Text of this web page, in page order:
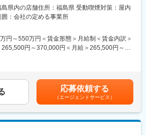
変更の受付および提案
ポイント活用、楽天カード、各種サービスの
定・データ移行サポート
の参加
など、集客に向けた取り組み
ップに来店されるお客様へ、スマートフォン・
ード・楽天市場・楽天ポイントなど、楽天経
るトータルサポートを行うポジションです。
迎！充実した研修制度あり
（事前に企業セミナー動画をご視聴いただきま
島県内の店舗住所：福島県 受動喫煙対策：屋内
：会社の定める事業所
円～550万円＜賃金形態＞月給制＜賃金内訳＞
265,500円～370,000円＜月給＞265,500円～
固定手当を含めた表記です。応募依頼する
（エージェントサービス）